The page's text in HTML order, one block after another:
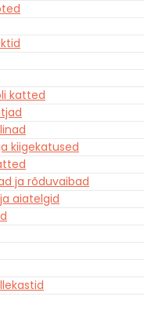
katted
kiigekatused
ja rõduvaibad
aiatelgid